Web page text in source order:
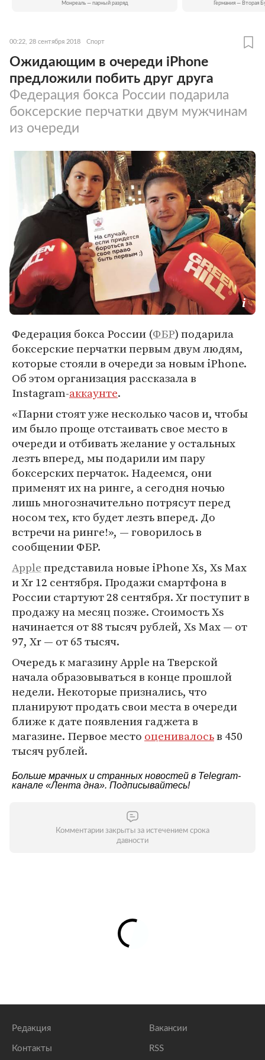
Монреаль — парный разряд Германия — Вторая
00:22, 28 сентября 2018 Спорт
Ожидающим в очереди iPhone
предложили побить друг друга
Федерация бокса России подарила
боксерские перчатки двум мужчинам
из очереди
Федерация бокса России (ФБР) подарила
боксерские перчатки первым двум людям,
которые стояли в очереди за новым iPhone.
Об этом организация рассказала в
Instagram-аккаунте.
«Парни стоят уже несколько часов и, чтобы
им было проще отстаивать свое место в
очереди и отбивать желание у остальных
лезть вперед, мы подарили им пару
боксерских перчаток. Надеемся, они
применят их на ринге, а сегодня ночью
лишь многозначительно потрясут перед
носом тех, кто будет лезть вперед. До
встречи на ринге!», — говорилось в
сообщении ФБР.
Appleпредставила новые iPhone Xs, Xs Max
и Xr 12 сентября. Продажи смартфона в
России стартуют 28 сентября. Xr поступит в
продажу на месяц позже. Стоимость Xs
начинается от 88 тысяч рублей, Xs Max — от
97, Xr — от 65 тысяч.
Очередь к магазину Apple на Тверской
начала образовываться в конце прошлой
недели. Некоторые признались, что
планируют продать свои места в очереди
ближе к дате появления гаджета в
магазине. Первое место оценивалосьв 450
тысяч рублей.
Больше мрачных и странных новостей в Telegram-
канале «Лента дна». Подписывайтесь!
Комментарии закрыты за истечением срока
давности
Редакция
Контакты
Вакансии
RSS